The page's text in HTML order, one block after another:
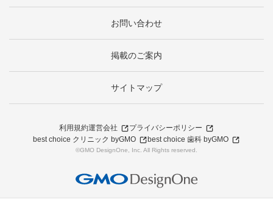
お問い合わせ
掲載のご案内
サイトマップ
利用規約運営会社
プライバシーポリシー
best choice クリニック byGMO
best choice 歯科 byGMO
©GMO DesignOne, Inc. All Rights reserved.